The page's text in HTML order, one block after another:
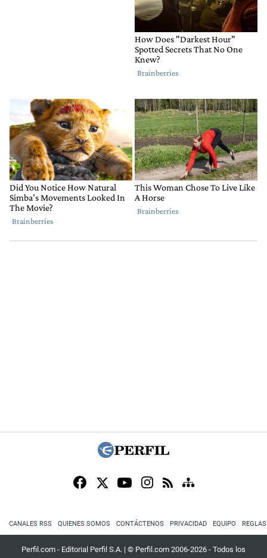
CANALES RSS QUIENES SOMOS CONTÁCTENOS PRIVACIDAD EQUIPO
Perfil.com - Editorial Perfil S.A. | © Perfil.com 2006-2026 - Todos los